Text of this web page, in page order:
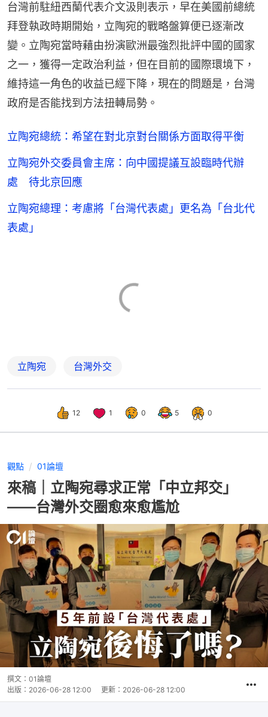
台灣前駐紐西蘭代表介文汲則表示，早在美國前總統
拜登執政時期開始，立陶宛的戰略盤算便已逐漸改
變。立陶宛當時藉由扮演歐洲最強烈批評中國的國家
之一，獲得一定政治利益，但在目前的國際環境下，
維持這一角色的收益已經下降，現在的問題是，台灣
政府是否能找到方法扭轉局勢。
立陶宛總統：希望在對北京對台關係方面取得平衡
立陶宛外交委員會主席：向中國提議互設臨時代辦
處 待北京回應
立陶宛總理：考慮將「台灣代表處」更名為「台北代
表處」
立陶宛 台灣外交
12 1 0 5 0
觀點 01論壇
來稿｜立陶宛尋求正常「中立邦交」
——台灣外交圈愈來愈尷尬
撰文： 01論壇
出版： 2026-06-28 12:00 更新： 2026-06-28 12:00